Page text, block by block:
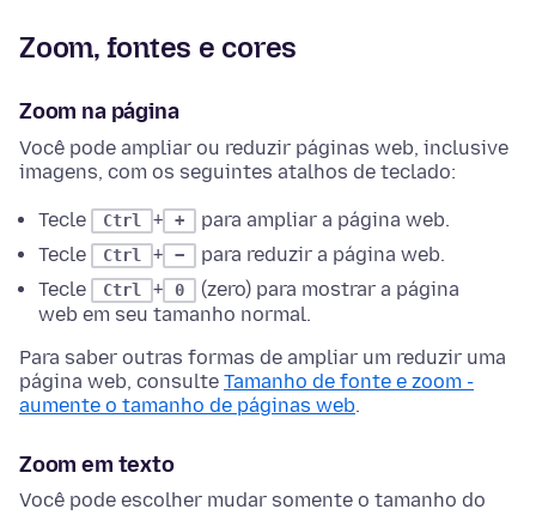
Zoom, fontes e cores
Zoom na página
Você pode ampliar ou reduzir páginas web, inclusive
imagens, com os seguintes atalhos de teclado:
Tecle Ctrl + +
para ampliar a página web.
Tecle
Ctrl + −
para reduzir a página web.
Tecle
Ctrl + 0
(zero) para mostrar a página
web em seu tamanho normal.
Para saber outras formas de ampliar um reduzir uma
página web, consulte Tamanho de fonte e zoom -
aumente o tamanho de páginas web.
Zoom em texto
Você pode escolher mudar somente o tamanho do